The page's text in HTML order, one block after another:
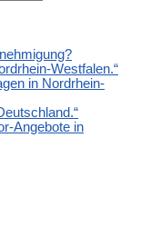
Westfalen.“
in Nordrhein-
Angebote in